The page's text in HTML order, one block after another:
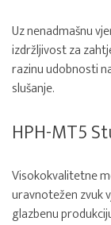
Uz nenadmašnu
izdržljivost za
razinu udobnosti
slušanje.
HPH-MT5
Visokokvalitetne
uravnotežen zvuk
glazbenu